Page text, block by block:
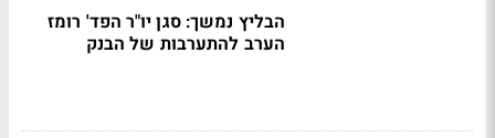
הבליץ נמשך: סגן יו"ר הפד' רומז
הערב להתערבות של הבנק